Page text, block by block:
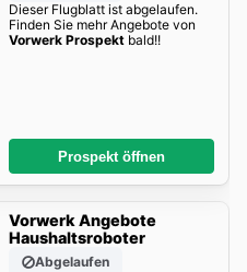
Dieser Flugblatt ist abgelaufen.
Finden Sie mehr Angebote von
Vorwerk Prospektbald!!
Prospekt öffnen
Vorwerk Angebote
Haushaltsroboter
Abgelaufen